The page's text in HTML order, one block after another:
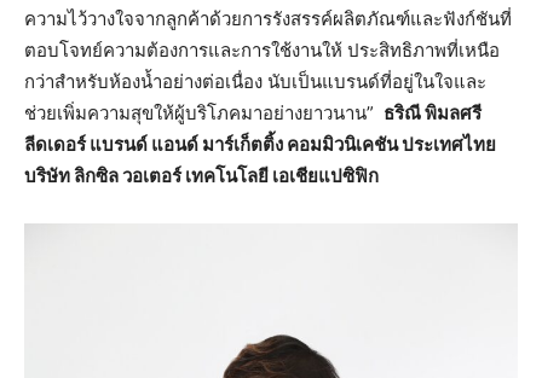
ความไว้วางใจจากลูกค้าด้วยการรังสรรค์ผลิตภัณฑ์และฟังก์ชันที่
ตอบโจทย์ความต้องการและการใช้งานให้ ประสิทธิภาพที่เหนือ
กว่าสำหรับห้องน้ำอย่างต่อเนื่อง นับเป็นแบรนด์ที่อยู่ในใจและ
ช่วยเพิ่มความสุขให้ผู้บริโภคมาอย่างยาวนาน” ธริณี พิมลศรี
ลีดเดอร์ แบรนด์ แอนด์ มาร์เก็ตติ้ง คอมมิวนิเคชัน ประเทศไทย
บริษัท ลิกซิล วอเตอร์ เทคโนโลยี เอเชียแปซิฟิก